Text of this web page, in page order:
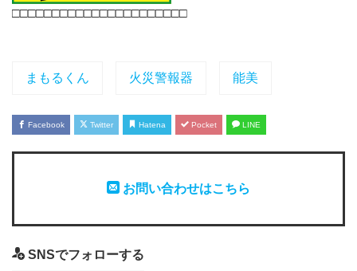
□□□□□□□□□□□□□□□□□□□□□□
まもるくん 火災警報器 能美
Facebook Twitter Hatena Pocket LINE
お問い合わせはこちら
SNSでフォローする